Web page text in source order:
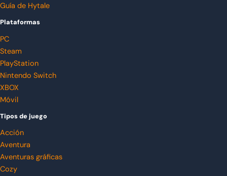
Guía de Hytale
Plataformas
PC
Steam
PlayStation
Nintendo Switch
XBOX
Móvil
Tipos de juego
Acción
Aventura
Aventuras gráficas
Cozy